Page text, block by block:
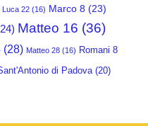
Luca 22 (16) Marco 8 (23)
Matteo 16 (36)
(28) Matteo 28 (16) Romani 8
di Padova(20)